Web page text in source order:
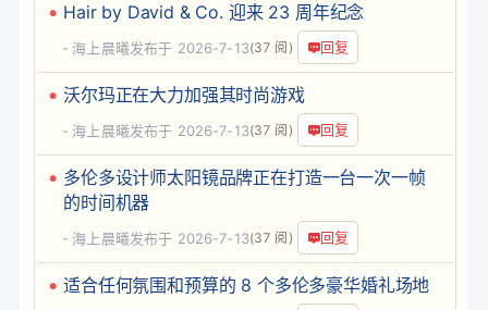
Hair by David & Co. 迎来 23 周年纪念
海上晨曦 (37 阅) 回复
发布于 2026-7-13
沃尔玛正在大力加强其时尚游戏
海上晨曦 (37 阅) 回复
发布于 2026-7-13
多伦多设计师太阳镜品牌正在打造一台一次一帧
的时间机器
海上晨曦 (37 阅) 回复
发布于 2026-7-13
适合任何氛围和预算的 8 个多伦多豪华婚礼场地